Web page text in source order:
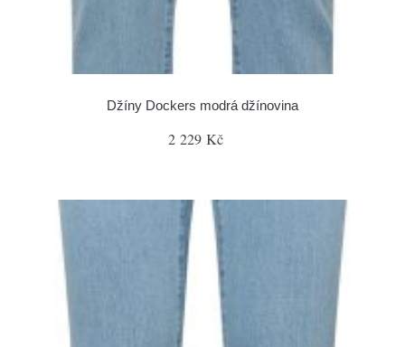
Džíny Dockers modrá džínovina
2 229 Kč